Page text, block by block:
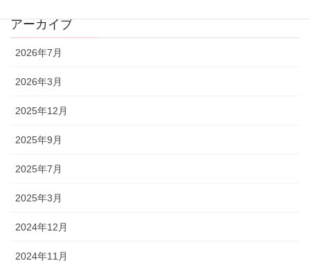
アーカイブ
2026年7月
2026年3月
2025年12月
2025年9月
2025年7月
2025年3月
2024年12月
2024年11月